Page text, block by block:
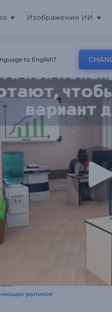
Изображения ИИ
В Сфере Недвижимости
роликов
to English?